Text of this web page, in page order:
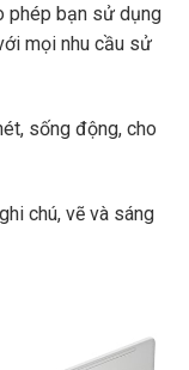
phép bạn sử dụng
mọi nhu cầu sử
sống động, cho
chú, vẽ và sáng